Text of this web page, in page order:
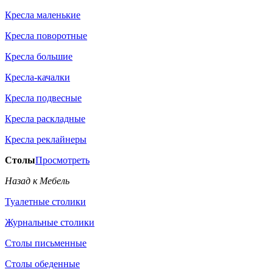
Кресла маленькие
Кресла поворотные
Кресла большие
Кресла-качалки
Кресла подвесные
Кресла раскладные
Кресла реклайнеры
СтолыПросмотреть
Назад к Мебель
Туалетные столики
Журнальные столики
Столы письменные
Столы обеденные